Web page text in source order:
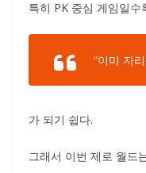
특히 PK 중심 게임일수
“이미 자
가 되기 쉽다.
그래서 이번 제로 월드